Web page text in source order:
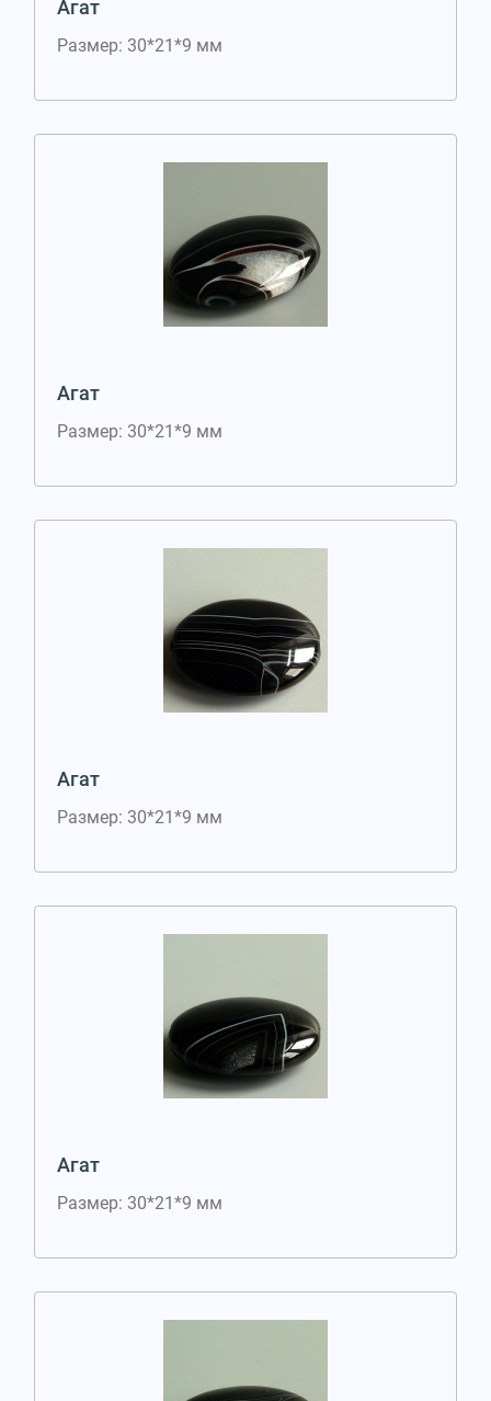
Агат
Размер: 30*21*9 мм
Агат
Размер: 30*21*9 мм
Агат
Размер: 30*21*9 мм
Агат
Размер: 30*21*9 мм